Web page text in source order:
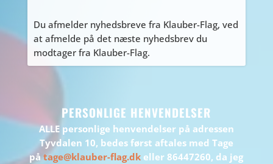
Du afmelder nyhedsbreve fra Klauber-Flag, ved
at afmelde på det næste nyhedsbrev du
modtager fra Klauber-Flag.
PERSONLIGE HENVENDELSER
ALLE personlige henvendelser på adressen
Tyvdalen 10, bedes først aftales med Tage
på tage@klauber-flag.dk eller 86447260, da jeg